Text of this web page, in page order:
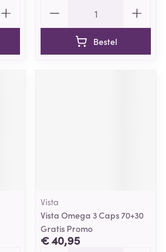
Bestel
Vista
Vista Omega 3 Caps 70+30
Gratis Promo
€ 40,95